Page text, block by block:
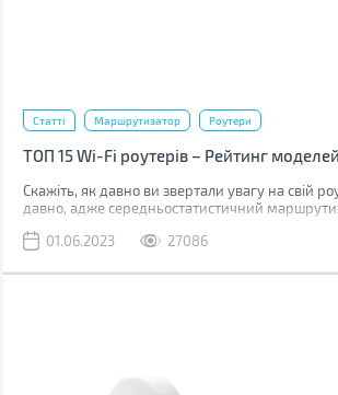
Статті Маршрутизатор Роутери
ТОП 15 Wi-Fi роутерів – Рейтинг
Скажіть, як давно ви звертали увагу на свій
давно, адже середньостатистичний
припадає пилом. Але варто сигналу почати
01.06.2023 27086